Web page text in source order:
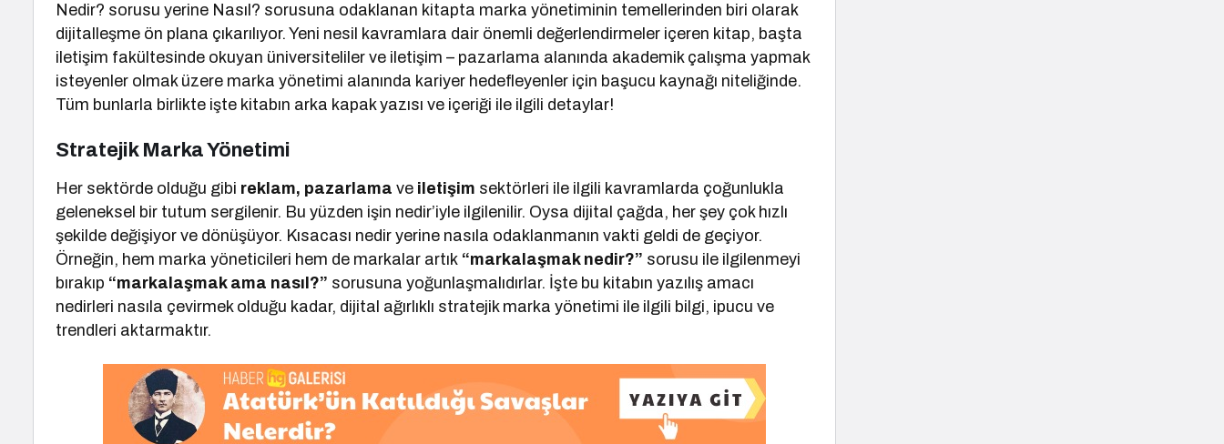
Nedir? sorusu yerine Nasıl? sorusuna odaklanan kitapta marka yönetiminin temellerinden biri olarak
dijitalleşme ön plana çıkarılıyor. Yeni nesil kavramlara dair önemli değerlendirmeler içeren kitap, başta
iletişim fakültesinde okuyan üniversiteliler ve iletişim – pazarlama alanında akademik çalışma yapmak
isteyenler olmak üzere marka yönetimi alanında kariyer hedefleyenler için başucu kaynağı niteliğinde.
Tüm bunlarla birlikte işte kitabın arka kapak yazısı ve içeriği ile ilgili detaylar!
Stratejik Marka Yönetimi
Her sektörde olduğu gibi reklam, pazarlama ve iletişim sektörleri ile ilgili kavramlarda çoğunlukla
geleneksel bir tutum sergilenir. Bu yüzden işin nedir’iyle ilgilenilir. Oysa dijital çağda, her şey çok hızlı
şekilde değişiyor ve dönüşüyor. Kısacası nedir yerine nasıla odaklanmanın vakti geldi de geçiyor.
Örneğin, hem marka yöneticileri hem de markalar artık “markalaşmak nedir?” sorusu ile ilgilenmeyi
bırakıp “markalaşmak ama nasıl?” sorusuna yoğunlaşmalıdırlar. İşte bu kitabın yazılış amacı
nedirleri nasıla çevirmek olduğu kadar, dijital ağırlıklı stratejik marka yönetimi ile ilgili bilgi, ipucu ve
trendleri aktarmaktır.